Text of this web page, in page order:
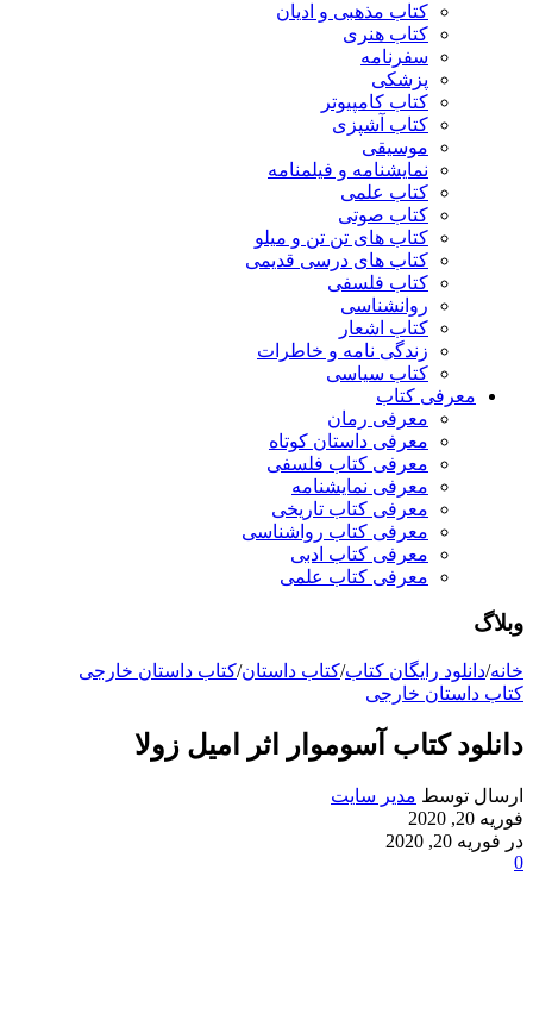
کتاب مذهبی و ادیان
کتاب هنری
سفرنامه
پزشکی
کتاب کامپیوتر
کتاب آشپزی
موسیقی
نمایشنامه و فیلمنامه
کتاب علمی
کتاب صوتی
کتاب های تن تن و میلو
کتاب های درسی قدیمی
کتاب فلسفی
روانشناسی
کتاب اشعار
زندگی نامه و خاطرات
کتاب سیاسی
معرفی کتاب
معرفی رمان
معرفی داستان کوتاه
معرفی کتاب فلسفی
معرفی نمایشنامه
معرفی کتاب تاریخی
معرفی کتاب رواشناسی
معرفی کتاب ادبی
معرفی کتاب علمی
وبلاگ
خانه/دانلود رایگان کتاب/کتاب داستان/کتاب داستان خارجی
کتاب داستان خارجی
دانلود کتاب آسوموار اثر امیل زولا
ارسال توسط مدیر سایت
فوریه 20, 2020
در فوریه 20, 2020
0